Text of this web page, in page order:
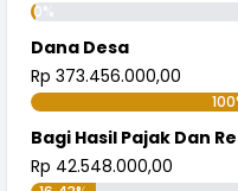
0%
Dana Desa
Rp 373.456.000,00
Bagi Hasil Pajak Dan
Rp 42.548.000,00